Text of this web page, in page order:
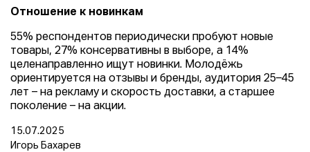
Отношение к новинкам
55% респондентов периодически пробуют новые
товары, 27% консервативны в выборе, а 14%
целенаправленно ищут новинки. Молодёжь
ориентируется на отзывы и бренды, аудитория 25–45
лет – на рекламу и скорость доставки, а старшее
поколение – на акции.
15.07.2025
Игорь Бахарев